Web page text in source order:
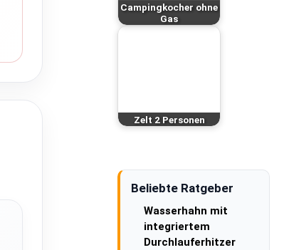
Campingkocher ohne
Gas
Zelt 2 Personen
Beliebte Ratgeber
Wasserhahn mit
integriertem
Durchlauferhitzer